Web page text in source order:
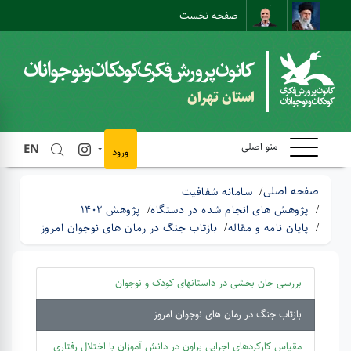
صفحه نخست
نقشه سایت
ارتباط مستقیم
استان تهران
منو اصلی EN ورود
صفحه اصلی
سامانه شفافیت
پژوهش های انجام شده در دستگاه
پژوهش 1402
پایان نامه و مقاله
بازتاب جنگ در رمان های نوجوان امروز
بررسی جان بخشی در داستانهای کودک و نوجوان
بازتاب جنگ در رمان های نوجوان امروز
مقیاس کارکردهای اجرایی براون در دانش آموزان با اختلال رفتاری